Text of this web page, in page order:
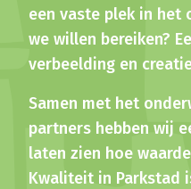
een vaste plek in het
we willen bereiken?
verbeelding en
Samen met het
partners hebben wij
laten zien hoe
Kwaliteit in Parkstad